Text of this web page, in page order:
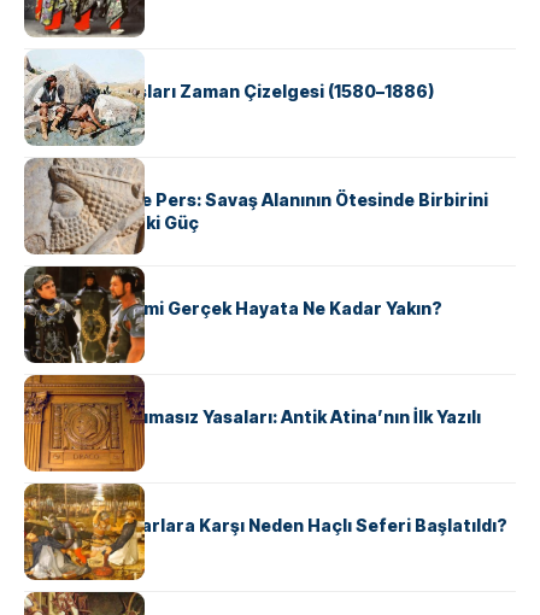
KÜLTÜR
Apache Savaşları Zaman Çizelgesi (1580–1886)
KÜLTÜR
Antik Yunan ve Pers: Savaş Alanının Ötesinde Birbirini
Şekillendiren İki Güç
KÜLTÜR
‘Gladiator’ Filmi Gerçek Hayata Ne Kadar Yakın?
KÜLTÜR
Draco’nun Acımasız Yasaları: Antik Atina’nın İlk Yazılı
Hukuk Kodu
KÜLTÜR
Avrupalı ​​Katharlara Karşı Neden Haçlı Seferi Başlatıldı?
KÜLTÜR